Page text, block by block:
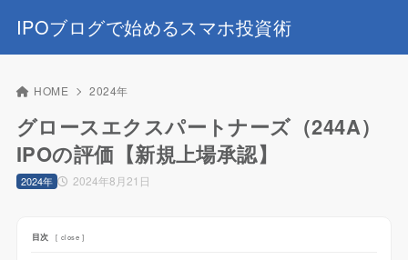
IPOブログで始めるスマホ投資術
HOME 2024年
グロースエクスパートナーズ（244A）
IPOの評価【新規上場承認】
2024年 2024年8月21日
目次 [ close ]